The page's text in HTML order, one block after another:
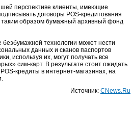
перспективе клиенты, имеющие
договоры POS-кредитования
образом бумажный архивный фонд
технологии может нести
данных и сканов паспортов
используя их, могут получать все
сим-карт. В результате стоит ожидать
кредиты в интернет-магазинах, на
Источник: CNews.Ru